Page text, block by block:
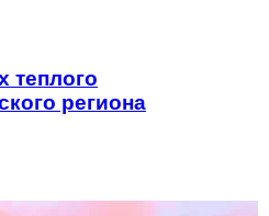
теплого
региона